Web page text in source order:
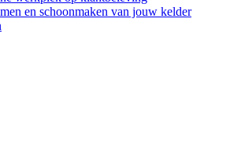
en schoonmaken van jouw kelder